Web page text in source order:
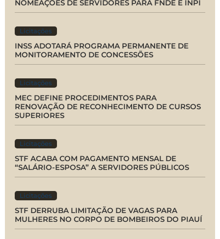
NOMEAÇÕES DE SERVIDORES PARA FNDE E INPI
Licitações
INSS ADOTARÁ PROGRAMA PERMANENTE DE
MONITORAMENTO DE CONCESSÕES
Licitações
MEC DEFINE PROCEDIMENTOS PARA
RENOVAÇÃO DE RECONHECIMENTO DE CURSOS
SUPERIORES
Licitações
STF ACABA COM PAGAMENTO MENSAL DE
“SALÁRIO-ESPOSA” A SERVIDORES PÚBLICOS
Licitações
STF DERRUBA LIMITAÇÃO DE VAGAS PARA
MULHERES NO CORPO DE BOMBEIROS DO PIAUÍ